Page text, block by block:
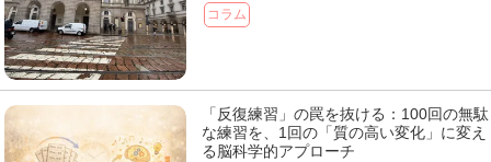
コラム
「反復練習」の罠を抜ける：100回の無駄
な練習を、1回の「質の高い変化」に変え
る脳科学的アプローチ